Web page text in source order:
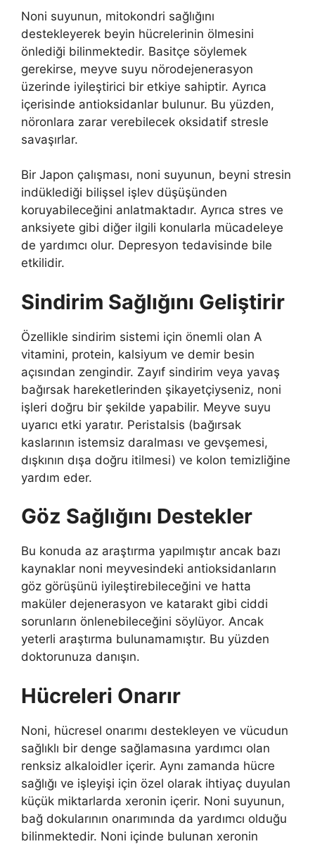
Noni suyunun, mitokondri sağlığını
destekleyerek beyin hücrelerinin ölmesini
önlediği bilinmektedir. Basitçe söylemek
gerekirse, meyve suyu nörodejenerasyon
üzerinde iyileştirici bir etkiye sahiptir. Ayrıca
içerisinde antioksidanlar bulunur. Bu yüzden,
nöronlara zarar verebilecek oksidatif stresle
savaşırlar.
Bir Japon çalışması, noni suyunun, beyni stresin
indüklediği bilişsel işlev düşüşünden
koruyabileceğini anlatmaktadır. Ayrıca stres ve
anksiyete gibi diğer ilgili konularla mücadeleye
de yardımcı olur. Depresyon tedavisinde bile
etkilidir.
Sindirim Sağlığını Geliştirir
Özellikle sindirim sistemi için önemli olan A
vitamini, protein, kalsiyum ve demir besin
açısından zengindir. Zayıf sindirim veya yavaş
bağırsak hareketlerinden şikayetçiyseniz, noni
işleri doğru bir şekilde yapabilir. Meyve suyu
uyarıcı etki yaratır. Peristalsis (bağırsak
kaslarının istemsiz daralması ve gevşemesi,
dışkının dışa doğru itilmesi) ve kolon temizliğine
yardım eder.
Göz Sağlığını Destekler
Bu konuda az araştırma yapılmıştır ancak bazı
kaynaklar noni meyvesindeki antioksidanların
göz görüşünü iyileştirebileceğini ve hatta
maküler dejenerasyon ve katarakt gibi ciddi
sorunların önlenebileceğini söylüyor. Ancak
yeterli araştırma bulunamamıştır. Bu yüzden
doktorunuza danışın.
Hücreleri Onarır
Noni, hücresel onarımı destekleyen ve vücudun
sağlıklı bir denge sağlamasına yardımcı olan
renksiz alkaloidler içerir. Aynı zamanda hücre
sağlığı ve işleyişi için özel olarak ihtiyaç duyulan
küçük miktarlarda xeronin içerir. Noni suyunun,
bağ dokularının onarımında da yardımcı olduğu
bilinmektedir. Noni içinde bulunan xeronin